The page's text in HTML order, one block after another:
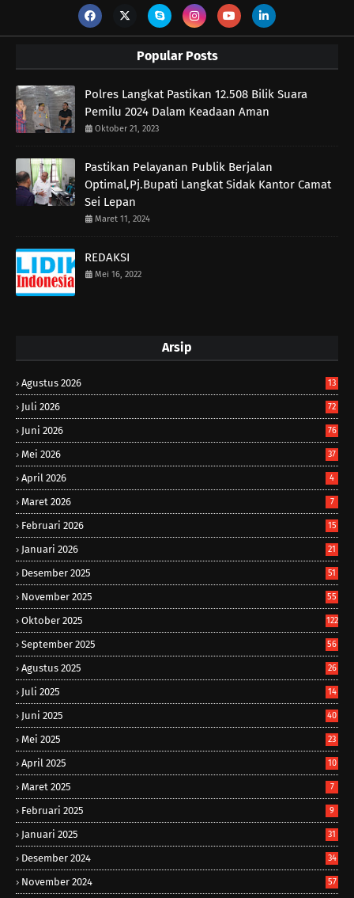
Popular Posts
Polres Langkat Pastikan 12.508 Bilik Suara
Pemilu 2024 Dalam Keadaan Aman
Oktober 21, 2023
Pastikan Pelayanan Publik Berjalan
Optimal,Pj.Bupati Langkat Sidak Kantor Camat
Sei Lepan
Maret 11, 2024
REDAKSI
Mei 16, 2022
Arsip
Agustus 2026 13
Juli 2026 72
Juni 2026 76
Mei 2026 37
April 2026 4
Maret 2026 7
Februari 2026 15
Januari 2026 21
Desember 2025 51
November 2025 55
Oktober 2025 122
September 2025 56
Agustus 2025 26
Juli 2025 14
Juni 2025 40
Mei 2025 23
April 2025 10
Maret 2025 7
Februari 2025 9
Januari 2025 31
Desember 2024 34
November 2024 57